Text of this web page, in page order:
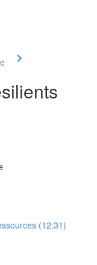
(12:31)